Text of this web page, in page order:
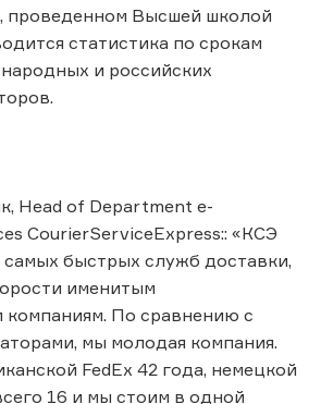
проведенном Высшей школой
статистика по срокам
и российских
Head of Department e-
CourierServiceExpress:: «КСЭ
самых быстрых служб доставки,
именитым
По сравнению с
мы молодая компания.
FedEx 42 года, немецкой
16 и мы стоим в одной